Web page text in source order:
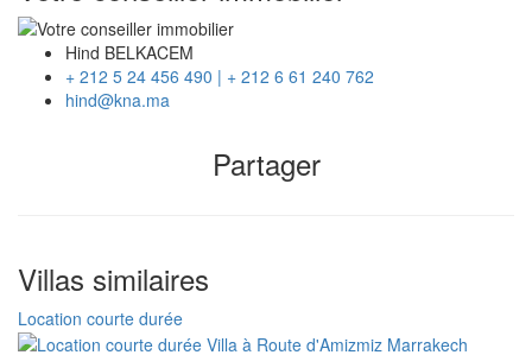
Hind BELKACEM
+ 212 5 24 456 490 | + 212 6 61 240 762
hind@kna.ma
Partager
Villas similaires
Location courte durée